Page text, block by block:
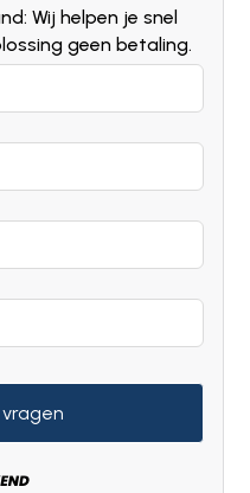
Wij helpen je snel
geen betaling.